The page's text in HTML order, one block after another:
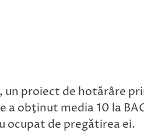
un proiect de hotărâre
a obţinut media 10 la
ocupat de pregătirea ei.